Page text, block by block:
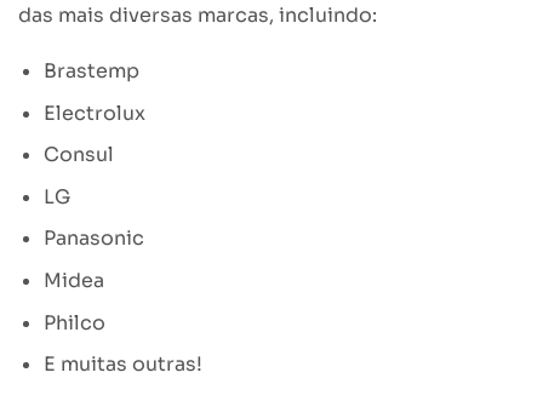
das mais diversas marcas, incluindo:
Brastemp
Electrolux
Consul
LG
Panasonic
Midea
Philco
E muitas outras!